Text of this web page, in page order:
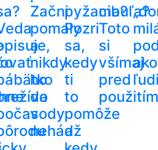
Začni
pomaly
a
nikdy
ho
do
vody
nehádž
pyžama?
Pozri
sa,
kedy
ti
to
pomôže
a
cibuľa?
Toto
si
všímaj
pred
použitím
ako